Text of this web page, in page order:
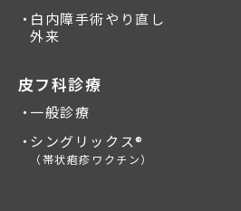
白内障手術やり直し
外来
皮フ科診療
一般診療
シングリックス®
（帯状疱疹ワクチン）